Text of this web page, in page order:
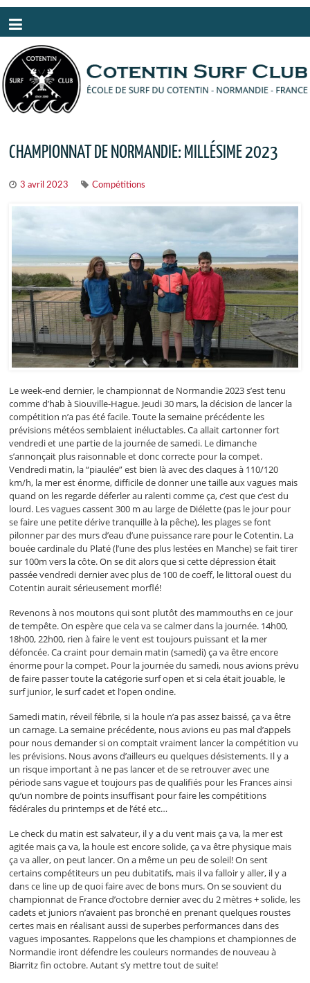
CHAMPIONNAT DE NORMANDIE: MILLÉSIME 2023
3 avril 2023 Compétitions
Le week-end dernier, le championnat de Normandie 2023 s’est tenu
comme d’hab à Siouville-Hague. Jeudi 30 mars, la décision de lancer la
compétition n’a pas été facile. Toute la semaine précédente les
prévisions météos semblaient inéluctables. Ca allait cartonner fort
vendredi et une partie de la journée de samedi. Le dimanche
s’annonçait plus raisonnable et donc correcte pour la compet.
Vendredi matin, la “piaulée” est bien là avec des claques à 110/120
km/h, la mer est énorme, difficile de donner une taille aux vagues mais
quand on les regarde déferler au ralenti comme ça, c’est que c’est du
lourd. Les vagues cassent 300 m au large de Diélette (pas le jour pour
se faire une petite dérive tranquille à la pêche), les plages se font
pilonner par des murs d’eau d’une puissance rare pour le Cotentin. La
bouée cardinale du Platé (l’une des plus lestées en Manche) se fait tirer
sur 100m vers la côte. On se dit alors que si cette dépression était
passée vendredi dernier avec plus de 100 de coeff, le littoral ouest du
Cotentin aurait sérieusement morflé!
Revenons à nos moutons qui sont plutôt des mammouths en ce jour
de tempête. On espère que cela va se calmer dans la journée. 14h00,
18h00, 22h00, rien à faire le vent est toujours puissant et la mer
défoncée. Ca craint pour demain matin (samedi) ça va être encore
énorme pour la compet. Pour la journée du samedi, nous avions prévu
de faire passer toute la catégorie surf open et si cela était jouable, le
surf junior, le surf cadet et l’open ondine.
Samedi matin, réveil fébrile, si la houle n’a pas assez baissé, ça va être
un carnage. La semaine précédente, nous avions eu pas mal d’appels
pour nous demander si on comptait vraiment lancer la compétition vu
les prévisions. Nous avons d’ailleurs eu quelques désistements. Il y a
un risque important à ne pas lancer et de se retrouver avec une
période sans vague et toujours pas de qualifiés pour les Frances ainsi
qu’un nombre de points insuffisant pour faire les compétitions
fédérales du printemps et de l’été etc…
Le check du matin est salvateur, il y a du vent mais ça va, la mer est
agitée mais ça va, la houle est encore solide, ça va être physique mais
ça va aller, on peut lancer. On a même un peu de soleil! On sent
certains compétiteurs un peu dubitatifs, mais il va falloir y aller, il y a
dans ce line up de quoi faire avec de bons murs. On se souvient du
championnat de France d’octobre dernier avec du 2 mètres + solide, les
cadets et juniors n’avaient pas bronché en prenant quelques roustes
certes mais en réalisant aussi de superbes performances dans des
vagues imposantes. Rappelons que les champions et championnes de
Normandie iront défendre les couleurs normandes de nouveau à
Biarritz fin octobre. Autant s’y mettre tout de suite!
Panneau de gestion des cookies